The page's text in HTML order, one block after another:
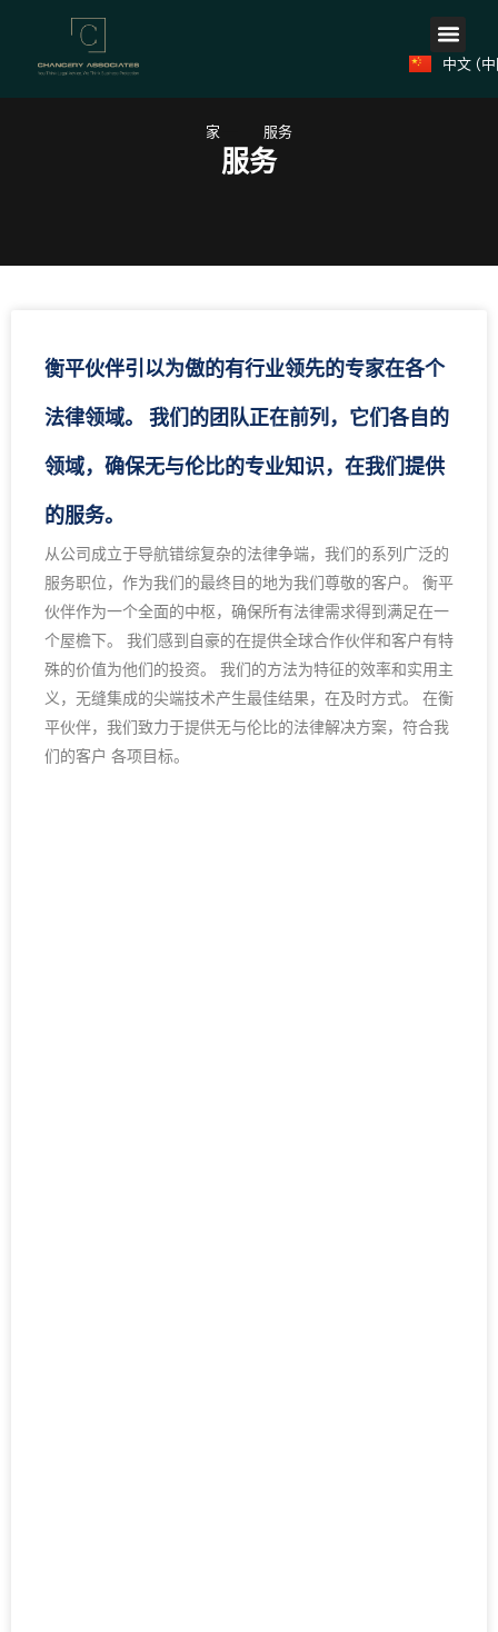
中文 (
فارسی
Türkçe
العربية
家 服务
服务
衡平伙伴引以为傲的有行业领先的专家在各个
法律领域。 我们的团队正在前列，它们各自的
领域，确保无与伦比的专业知识，在我们提供
的服务。
从公司成立于导航错综复杂的法律争端，我们的系列广泛的
服务职位，作为我们的最终目的地为我们尊敬的客户。 衡平
伙伴作为一个全面的中枢，确保所有法律需求得到满足在一
个屋檐下。 我们感到自豪的在提供全球合作伙伴和客户有特
殊的价值为他们的投资。 我们的方法为特征的效率和实用主
义，无缝集成的尖端技术产生最佳结果，在及时方式。 在衡
平伙伴，我们致力于提供无与伦比的法律解决方案，符合我
们的客户 各项目标。